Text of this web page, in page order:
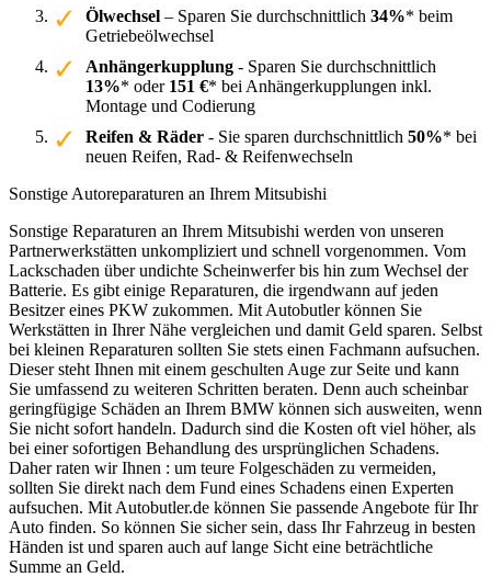
Ölwechsel – Sparen Sie durchschnittlich 34%* beim
Getriebeölwechsel
Anhängerkupplung - Sparen Sie durchschnittlich
13%* oder 151 €* bei Anhängerkupplungen inkl.
Montage und Codierung
Reifen & Räder - Sie sparen durchschnittlich 50%* bei
neuen Reifen, Rad- & Reifenwechseln
Sonstige Autoreparaturen an Ihrem Mitsubishi
Sonstige Reparaturen an Ihrem Mitsubishi werden von unseren
Partnerwerkstätten unkompliziert und schnell vorgenommen. Vom
Lackschaden über undichte Scheinwerfer bis hin zum Wechsel der
Batterie. Es gibt einige Reparaturen, die irgendwann auf jeden
Besitzer eines PKW zukommen. Mit Autobutler können Sie
Werkstätten in Ihrer Nähe vergleichen und damit Geld sparen. Selbst
bei kleinen Reparaturen sollten Sie stets einen Fachmann aufsuchen.
Dieser steht Ihnen mit einem geschulten Auge zur Seite und kann
Sie umfassend zu weiteren Schritten beraten. Denn auch scheinbar
geringfügige Schäden an Ihrem BMW können sich ausweiten, wenn
Sie nicht sofort handeln. Dadurch sind die Kosten oft viel höher, als
bei einer sofortigen Behandlung des ursprünglichen Schadens.
Daher raten wir Ihnen : um teure Folgeschäden zu vermeiden,
sollten Sie direkt nach dem Fund eines Schadens einen Experten
aufsuchen. Mit Autobutler.de können Sie passende Angebote für Ihr
Auto finden. So können Sie sicher sein, dass Ihr Fahrzeug in besten
Händen ist und sparen auch auf lange Sicht eine beträchtliche
Summe an Geld.